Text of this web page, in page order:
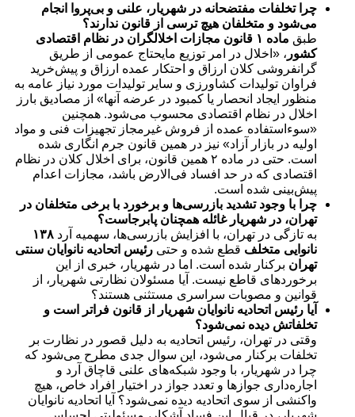
چرا تخلفات مفتضحانه در شهریار، علنی و بی‌پروا انجام
می‌شود و متخلفان هیچ ترسی از قانون ندارند؟
طبق
ماده ۱ قانون مجازات اخلالگران در نظام اقتصادی
کشور ، «اخلال در امر توزیع مایحتاج عمومی از طریق
گرانفروشی کلان ارزاق و احتکار عمده ارزاق و پیش‌خرید
فراوان تولیدات کشاورزی و سایر تولیدات مورد نیاز عامه به
منظور ایجاد انحصار یا کمبود در عرضه آنها» از مصادیق بارز
اخلال در نظام اقتصادی محسوب می‌شود. همچنین
«سوءاستفاده عمده از فروش غیرمجاز تجهیزات فنی و مواد
اولیه در بازار آزاد» نیز در همین قانون جرم انگاری شده
است. حتی در ماده ۲ همین قانون، برای اخلال کلان در نظام
اقتصادی که در حد افساد فی‌الارض باشد، مجازات اعدام
پیش‌بینی شده است.
چرا با وجود تشدید بازرسی‌ها و برخورد با برخی متخلفان در
تهران، در شهریار غائله همچنان پابرجاست؟
به تازگی در تهران، با افزایش بازرسی‌ها، سهمیه آرد ۱۳۸
نانوایی متخلف قطع شده و حتی رئیس اتحادیه نانوایان سنتی
تهران برکنار شده است. اما در شهریار، خبری از این
برخوردهای قاطع نیست. آیا مسئولان نظارتی شهریار، از
قوانین و مصوبات سراسری مستثنی هستند؟
آیا رئیس اتحادیه نانوایان شهریار از قانون فراتر است و
تخلفاتش دیده نمی‌شود؟
وقتی در تهران، رئیس اتحادیه به دلیل قصور در نظارت بر
تخلفات برکنار می‌شود، این سوال جدی مطرح می‌شود که
چرا در شهریار، با وجود شبکه‌های علنی قاچاق آرد و
اجاره‌داری جوازها و تعدد جواز در اختیار افراد خاص، هیچ
واکنشی از سوی اتحادیه دیده نمی‌شود؟ آیا اتحادیه نانوایان